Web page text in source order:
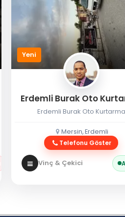
Yeni
Erdemli Burak Oto
Erdemli Burak Oto Kurtarma
Mersin, Erdemli
Telefonu Göster
Vinç & Çekici